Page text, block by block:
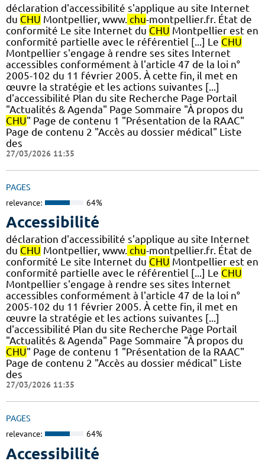
déclaration d'accessibilité s'applique au site Internet
du CHU Montpellier, www. chu-montpellier.fr. État de
conformité Le site Internet du CHU Montpellier est en
conformité partielle avec le référentiel [...] Le CHU
Montpellier s'engage à rendre ses sites Internet
accessibles conformément à l'article 47 de la loi n°
2005-102 du 11 février 2005. À cette fin, il met en
œuvre la stratégie et les actions suivantes [...]
d'accessibilité Plan du site Recherche Page Portail
"Actualités & Agenda" Page Sommaire "À propos du
CHU" Page de contenu 1 "Présentation de la RAAC"
Page de contenu 2 "Accès au dossier médical" Liste
des
27/03/2026 11:35
PAGES
relevance: 64%
Accessibilité
déclaration d'accessibilité s'applique au site Internet
du CHU Montpellier, www. chu-montpellier.fr. État de
conformité Le site Internet du CHU Montpellier est en
conformité partielle avec le référentiel [...] Le CHU
Montpellier s'engage à rendre ses sites Internet
accessibles conformément à l'article 47 de la loi n°
2005-102 du 11 février 2005. À cette fin, il met en
œuvre la stratégie et les actions suivantes [...]
d'accessibilité Plan du site Recherche Page Portail
"Actualités & Agenda" Page Sommaire "À propos du
CHU" Page de contenu 1 "Présentation de la RAAC"
Page de contenu 2 "Accès au dossier médical" Liste
des
27/03/2026 11:35
PAGES
relevance: 64%
Accessibilité